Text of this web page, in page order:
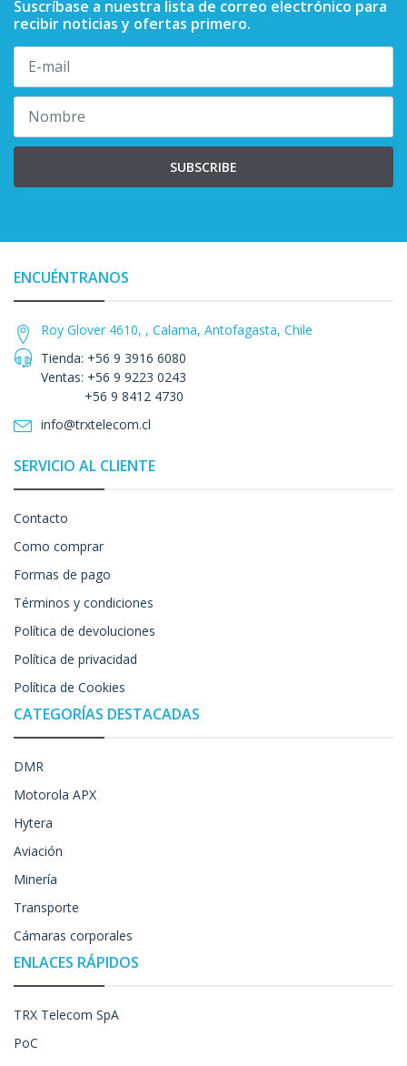
Suscríbase a nuestra lista de correo electrónico para
recibir noticias y ofertas primero.
SUBSCRIBE
ENCUÉNTRANOS
Roy Glover 4610, , Calama, Antofagasta, Chile
Tienda: +56 9 3916 6080
Ventas: +56 9 9223 0243
+56 9 8412 4730
info@trxtelecom.cl
SERVICIO AL CLIENTE
Contacto
Como comprar
Formas de pago
Términos y condiciones
Política de devoluciones
Política de privacidad
Política de Cookies
CATEGORÍAS DESTACADAS
DMR
Motorola APX
Hytera
Aviación
Minería
Transporte
Cámaras corporales
ENLACES RÁPIDOS
TRX Telecom SpA
PoC